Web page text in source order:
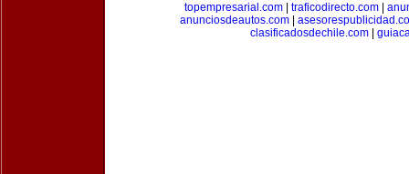
topempresarial.com
traficodirecto.com
anunciosdeautos.com|
clasificadosdechile.com|